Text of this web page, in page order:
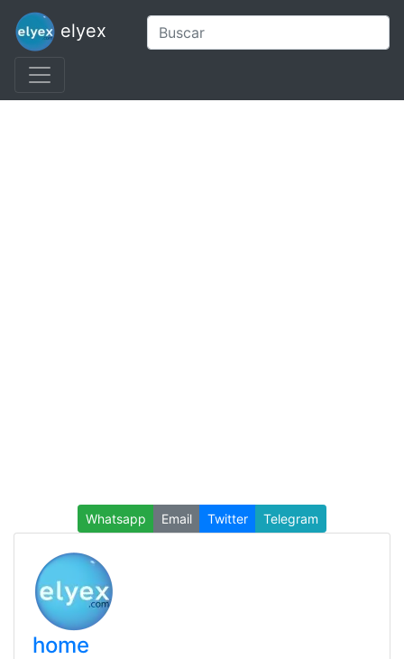
elyex
Whatsapp Email Twitter Telegram
home